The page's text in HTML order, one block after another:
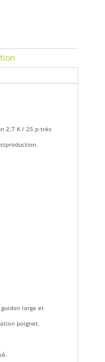
2,7 K / 25 p très
large et
poignet,